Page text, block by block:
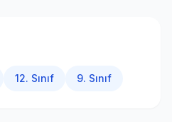
12. Sınıf 9. Sınıf